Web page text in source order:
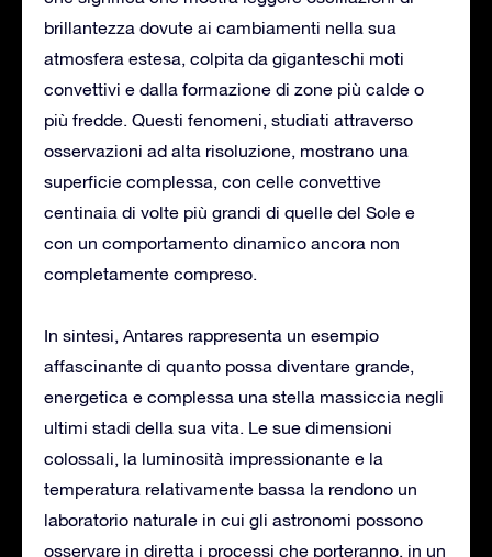
brillantezza dovute ai cambiamenti nella sua
atmosfera estesa, colpita da giganteschi moti
convettivi e dalla formazione di zone più calde o
più fredde. Questi fenomeni, studiati attraverso
osservazioni ad alta risoluzione, mostrano una
superficie complessa, con celle convettive
centinaia di volte più grandi di quelle del Sole e
con un comportamento dinamico ancora non
completamente compreso.
In sintesi, Antares rappresenta un esempio
affascinante di quanto possa diventare grande,
energetica e complessa una stella massiccia negli
ultimi stadi della sua vita. Le sue dimensioni
colossali, la luminosità impressionante e la
temperatura relativamente bassa la rendono un
laboratorio naturale in cui gli astronomi possono
osservare in diretta i processi che porteranno, in un